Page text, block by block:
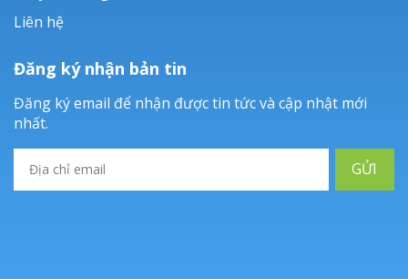
Liên hệ
Đăng ký nhận bản tin
Đăng ký email để nhận được tin tức và cập nhật mới
nhất.
GỬI